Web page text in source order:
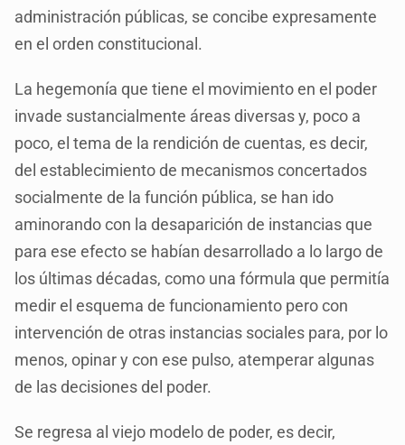
administración públicas, se concibe expresamente
en el orden constitucional.
La hegemonía que tiene el movimiento en el poder
invade sustancialmente áreas diversas y, poco a
poco, el tema de la rendición de cuentas, es decir,
del establecimiento de mecanismos concertados
socialmente de la función pública, se han ido
aminorando con la desaparición de instancias que
para ese efecto se habían desarrollado a lo largo de
los últimas décadas, como una fórmula que permitía
medir el esquema de funcionamiento pero con
intervención de otras instancias sociales para, por lo
menos, opinar y con ese pulso, atemperar algunas
de las decisiones del poder.
Se regresa al viejo modelo de poder, es decir,